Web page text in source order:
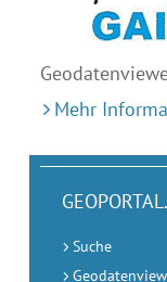
Geodaten
Mehr
Suche